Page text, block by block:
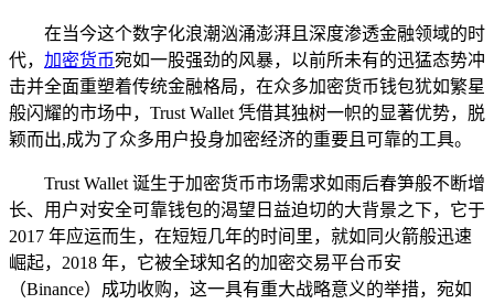
在当今这个数字化浪潮汹涌澎湃且深度渗透金融领域的时
代， 加密货币宛如一股强劲的风暴，以前所未有的迅猛态势冲
击并全面重塑着传统金融格局，在众多加密货币钱包犹如繁星
般闪耀的市场中，Trust Wallet 凭借其独树一帜的显著优势，脱
颖而出,成为了众多用户投身加密经济的重要且可靠的工具。
Trust Wallet 诞生于加密货币市场需求如雨后春笋般不断增
长、用户对安全可靠钱包的渴望日益迫切的大背景之下，它于
2017 年应运而生，在短短几年的时间里，就如同火箭般迅速
崛起，2018 年，它被全球知名的加密交易平台币安
（Binance）成功收购，这一具有重大战略意义的举措，宛如